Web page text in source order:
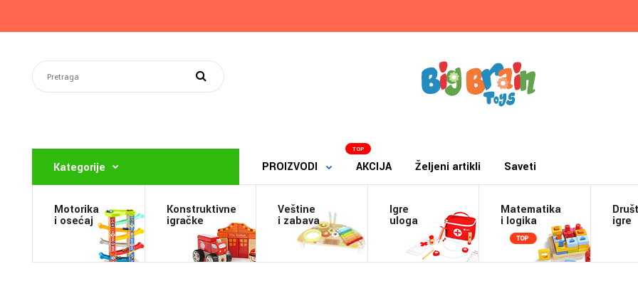
Kategorije PROIZVODI AKCIJA
TOP
Željeni artikli Saveti
Motorika
i osećaj
Konstruktivne
igračke
Veštine
i zabava
Igre
uloga
Matematika
i logika igre